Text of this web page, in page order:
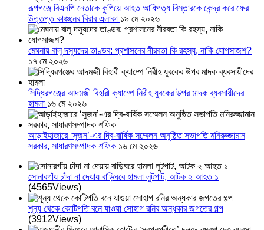
রূপগঞ্জে বিএনপি নেতাকে কুপিয়ে আহত আধিপত্য বিস্তারকে কেন্দ্র করে ফের
উত্তপ্ত কাঞ্চনের বিরাব এলাকা ১৯ মে ২০২৬
মেঘনায় বালু দস্যুদের তাণ্ডব: প্রশাসনের নীরবতা কি রহস্য, নাকি যোগসাজশ?
১৭ মে ২০২৬
সিদ্ধিরগঞ্জের আদমজী বিহারী ক্যাম্পে নিরীহ যুবকের উপর মাদক ব্যবসায়ীদের
হামলা ১৬ মে ২০২৬
আড়াইহাজারে ‘সুজন’-এর দ্বি-বার্ষিক সম্মেলন অনুষ্ঠিত সভাপতি মনিরুজ্জামান
সরকার, সাধারণসম্পাদক শফিক ১৬ মে ২০২৬
সোনারগাঁয় চাঁদা না দেয়ায় বাড়িঘরে হামলা লুটপাট, আটক ২ আহত ১
(4565Views)
শূন্য থেকে কোটিপতি বনে যাওয়া সোহাগ রনির অন্ধকার জগতের গল্প
(3912Views)